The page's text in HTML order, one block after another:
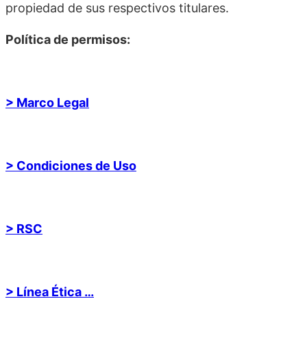
propiedad de sus respectivos titulares.
Política de permisos:
> Marco Legal
> Condiciones de Uso
> RSC
> Línea Ética …